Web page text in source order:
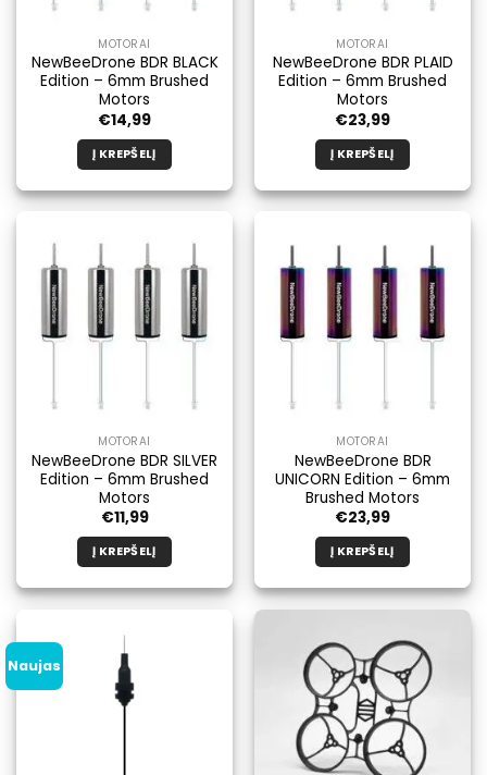
MOTORAI
NewBeeDrone BDR BLACK
Edition – 6mm Brushed
Motors
€14,99
Į KREPŠELĮ
MOTORAI
NewBeeDrone BDR PLAID
Edition – 6mm Brushed
Motors
€23,99
Į KREPŠELĮ
MOTORAI
NewBeeDrone BDR SILVER
Edition – 6mm Brushed
Motors
€11,99
Į KREPŠELĮ
MOTORAI
NewBeeDrone BDR
UNICORN Edition – 6mm
Brushed Motors
€23,99
Į KREPŠELĮ
Naujas